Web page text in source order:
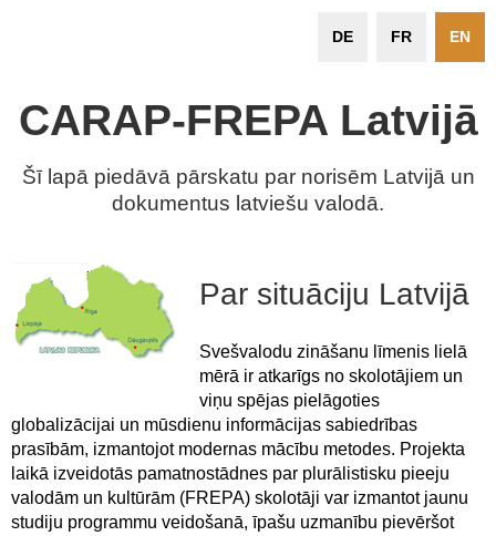
EN
FR
DE
CARAP-FREPA Latvijā
Šī lapā piedāvā pārskatu par norisēm Latvijā un
dokumentus latviešu valodā.
Par situāciju Latvijā
Svešvalodu zināšanu līmenis lielā
mērā ir atkarīgs no skolotājiem un
viņu spējas pielāgoties
globalizācijai un mūsdienu informācijas sabiedrības
prasībām, izmantojot modernas mācību metodes. Projekta
laikā izveidotās pamatnostādnes par plurālistisku pieeju
valodām un kultūrām (FREPA) skolotāji var izmantot jaunu
studiju programmu veidošanā, īpašu uzmanību pievēršot